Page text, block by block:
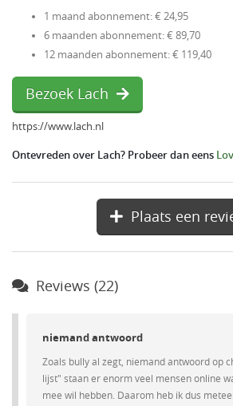
1 maand abonnement: € 24,95
6 maanden abonnement: € 89,70
12 maanden abonnement: € 119,40
Bezoek Lach
https://www.lach.nl
Ontevreden over Lach? Probeer dan eens
Plaats een
Reviews (22)
niemand antwoord
Zoals bully al zegt, niemand antwoord op
lijst" staan er enorm veel mensen online
mee wil hebben. Daarom heb ik dus